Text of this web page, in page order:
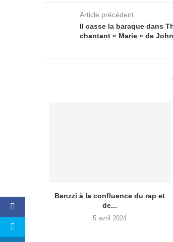
Article précédent
Il casse la baraque dans
chantant « Marie » de
le...
Benzzi à la confluence du rap et
de...
5 avril 2024